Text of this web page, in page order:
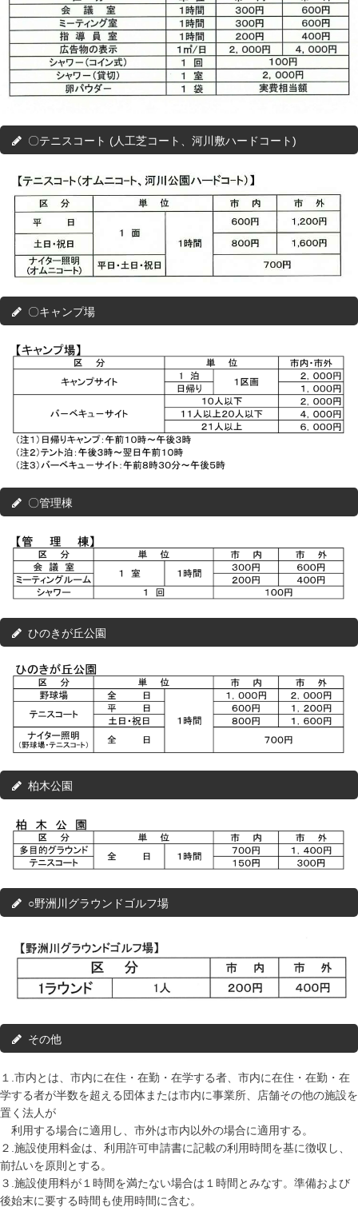
〇テニスコート (人工芝コート、河川敷ハードコート)
〇キャンプ場
〇管理棟
ひのきが丘公園
柏木公園
○野洲川グラウンドゴルフ場
その他
１.市内とは、市内に在住・在勤・在学する者、市内に在住・在勤・在
学する者が半数を超える団体または市内に事業所、店舗その他の施設を
置く法人が
利用する場合に適用し、市外は市内以外の場合に適用する。
２.施設使用料金は、利用許可申請書に記載の利用時間を基に徴収し、
前払いを原則とする。
３.施設使用料が１時間を満たない場合は１時間とみなす。準備および
後始末に要する時間も使用時間に含む。